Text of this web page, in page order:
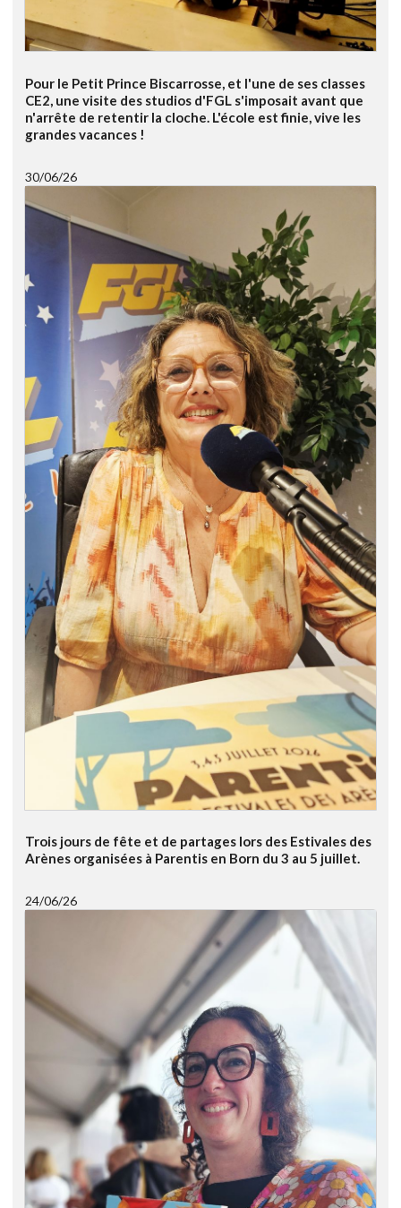
Pour le Petit Prince Biscarrosse, et l'une de ses classes
CE2, une visite des studios d'FGL s'imposait avant que
n'arrête de retentir la cloche. L'école est finie, vive les
grandes vacances !
30/06/26
Trois jours de fête et de partages lors des Estivales des
Arènes organisées à Parentis en Born du 3 au 5 juillet.
24/06/26